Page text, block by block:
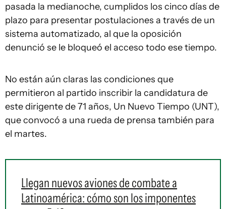
pasada la medianoche, cumplidos los cinco días de
plazo para presentar postulaciones a través de un
sistema automatizado, al que la oposición
denunció se le bloqueó el acceso todo ese tiempo.
No están aún claras las condiciones que
permitieron al partido inscribir la candidatura de
este dirigente de 71 años, Un Nuevo Tiempo (UNT),
que convocó a una rueda de prensa también para
el martes.
Llegan nuevos aviones de combate a
Latinoamérica: cómo son los imponentes